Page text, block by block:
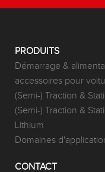
PRODUITS
Démarrage &
accessoires pour
(Semi-) Traction &
(Semi-) Traction &
Lithium
Domaines
CONTACT